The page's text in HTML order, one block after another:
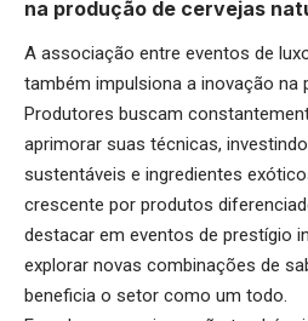
na produção de cervejas
A associação entre eventos de
também impulsiona a inovação na
Produtores buscam
aprimorar suas técnicas,
sustentáveis e ingredientes
crescente por produtos
destacar em eventos de prestígio
explorar novas combinações de
beneficia o setor como um todo.